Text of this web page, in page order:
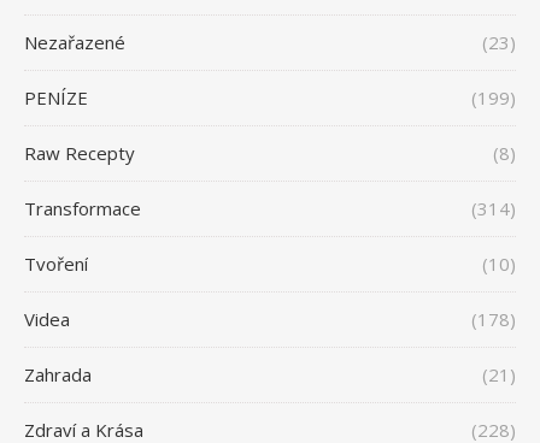
Nezařazené (23)
PENÍZE (199)
Raw Recepty (8)
Transformace (314)
Tvoření (10)
Videa (178)
Zahrada (21)
Zdraví a Krása (228)